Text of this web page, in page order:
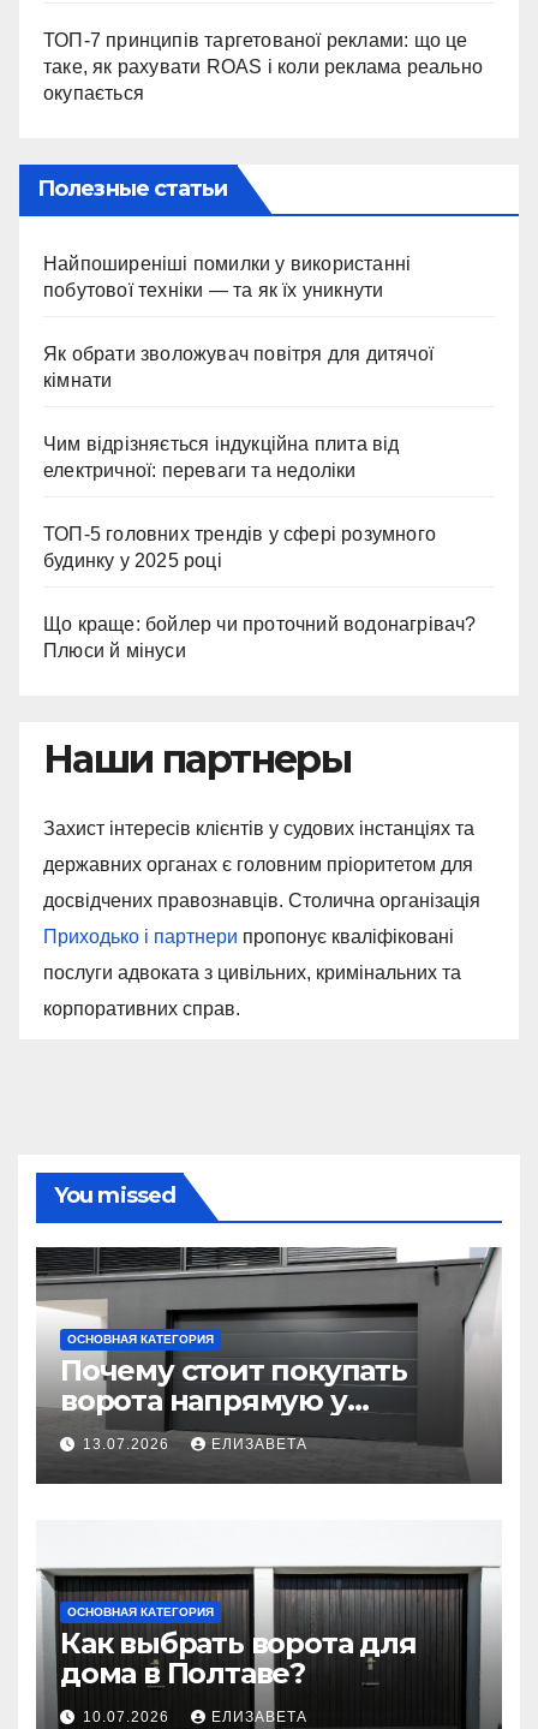
ТОП-7 принципів таргетованої реклами: що це
таке, як рахувати ROAS і коли реклама реально
окупається
Полезные статьи
Найпоширеніші помилки у використанні
побутової техніки — та як їх уникнути
Як обрати зволожувач повітря для дитячої
кімнати
Чим відрізняється індукційна плита від
електричної: переваги та недоліки
ТОП-5 головних трендів у сфері розумного
будинку у 2025 році
Що краще: бойлер чи проточний водонагрівач?
Плюси й мінуси
Наши партнеры
Захист інтересів клієнтів у судових інстанціях та
державних органах є головним пріоритетом для
досвідчених правознавців. Столична організація
Приходько і партнери пропонує кваліфіковані
послуги адвоката з цивільних, кримінальних та
корпоративних справ.
You missed
ОСНОВНАЯ КАТЕГОРИЯ
Почему стоит покупать
ворота напрямую у
производителя
13.07.2026 ЕЛИЗАВЕТА
ОСНОВНАЯ КАТЕГОРИЯ
Как выбрать ворота для
дома в Полтаве?
10.07.2026 ЕЛИЗАВЕТА